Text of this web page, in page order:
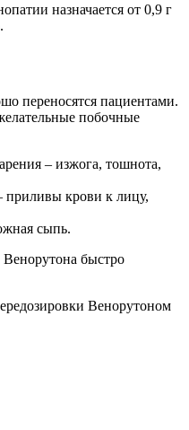
назначается от 0,9 г
переносятся пациентами.
побочные
– изжога, тошнота,
приливы крови к лицу,
сыпь.
быстро
Венорутоном